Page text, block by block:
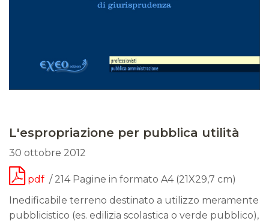
L'espropriazione per pubblica utilità
30 ottobre 2012
pdf / 214 Pagine in formato A4 (21X29,7 cm)
Inedificabile terreno destinato a utilizzo meramente
pubblicistico (es. edilizia scolastica o verde pubblico),